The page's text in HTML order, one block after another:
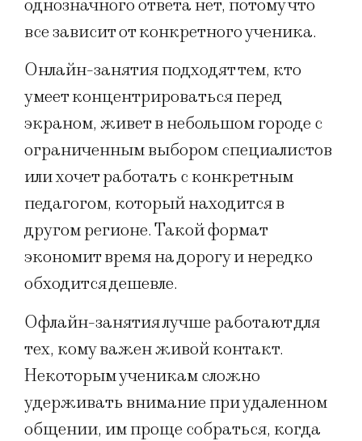
однозначного ответа нет, потому что
все зависит от конкретного ученика.
Онлайн-занятия подходят тем, кто
умеет концентрироваться перед
экраном, живет в небольшом городе с
ограниченным выбором специалистов
или хочет работать с конкретным
педагогом, который находится в
другом регионе. Такой формат
экономит время на дорогу и нередко
обходится дешевле.
Офлайн-занятия лучше работают для
тех, кому важен живой контакт.
Некоторым ученикам сложно
удерживать внимание при удаленном
общении, им проще собраться, когда